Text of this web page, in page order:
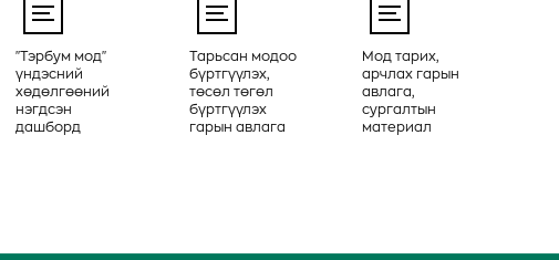
"Тэрбум мод"
үндэсний
хөдөлгөөний
нэгдсэн
дашборд
Тарьсан модоо
бүртгүүлэх,
төсөл төгөл
бүртгүүлэх
гарын авлага
Мод тарих,
арчлах гарын
авлага,
сургалтын
материал